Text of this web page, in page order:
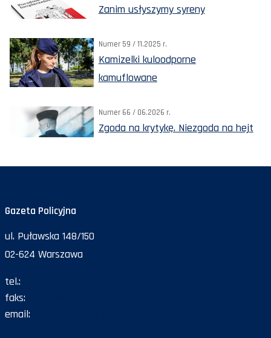
Zanim usłyszymy syreny
Numer 59 / 11.2025 r.
Kamizelki kuloodporne
kamuflowane
Numer 66 / 06.2026 r.
Zgoda na krytykę. Niezgoda na hejt
Gazeta Policyjna
ul. Puławska 148/150
02-624 Warszawa
tel.:
faks:
email: